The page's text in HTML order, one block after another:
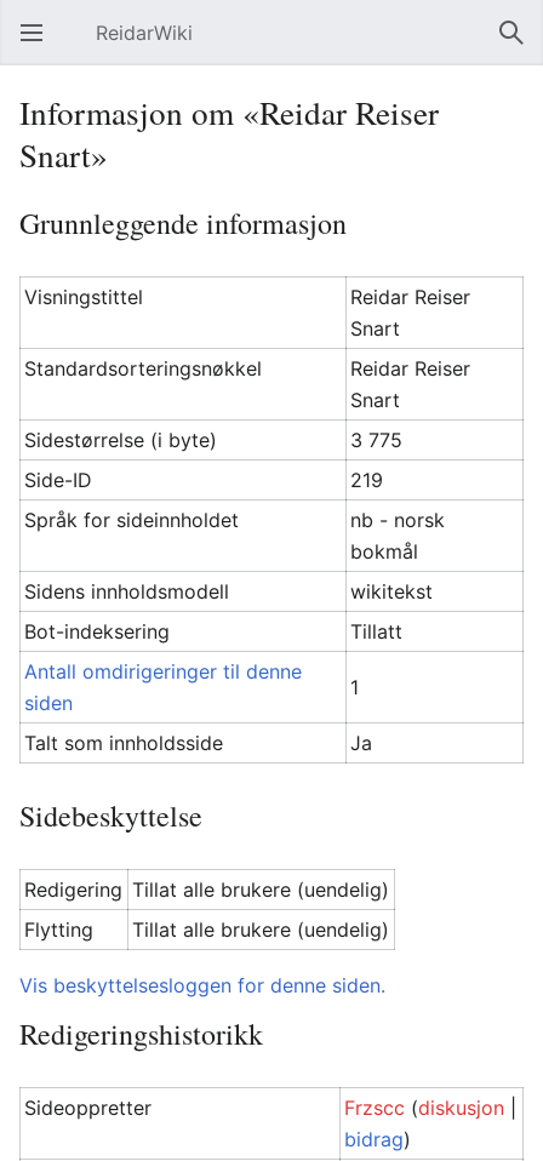
Åpne hovedmenyen ReidarWiki Søk
Informasjon om «Reidar Reiser
Snart»
Grunnleggende informasjon
Visningstittel
Reidar Reiser
Snart
Standardsorteringsnøkkel
Reidar Reiser
Snart
Sidestørrelse (i byte)
3 775
Side-ID
219
Språk for sideinnholdet
nb - norsk
bokmål
Sidens innholdsmodell
wikitekst
Bot-indeksering
Tillatt
Antall omdirigeringer til denne
siden
1
Talt som innholdsside Ja
Sidebeskyttelse
Redigering Tillat alle brukere (uendelig)
Flytting
Tillat alle brukere (uendelig)
Vis beskyttelsesloggen for denne siden.
Redigeringshistorikk
Sideoppretter Frzscc (diskusjon
bidrag)